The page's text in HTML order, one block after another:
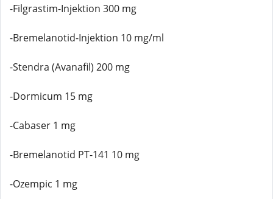
-Filgrastim-Injektion 300 mg
-Bremelanotid-Injektion 10 mg/ml
-Stendra (Avanafil) 200 mg
-Dormicum 15 mg
-Cabaser 1 mg
-Bremelanotid PT-141 10 mg
-Ozempic 1 mg